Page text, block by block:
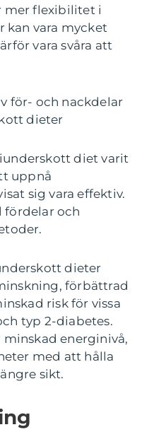
mer flexibilitet i
kan vara mycket
vara svåra att
för- och nackdelar
dieter
diet varit
uppnå
sig vara effektiv.
fördelar och
dieter
förbättrad
risk för vissa
typ 2-diabetes.
energinivå,
med att hålla
sikt.